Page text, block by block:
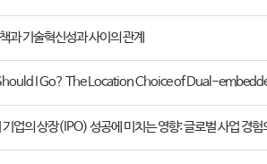
기술혁신성과 사이의 관계
I Go? The Location Choice of Dual-
업의 상장(IPO) 성공에 미치는 영향: 글로벌 사업 경험